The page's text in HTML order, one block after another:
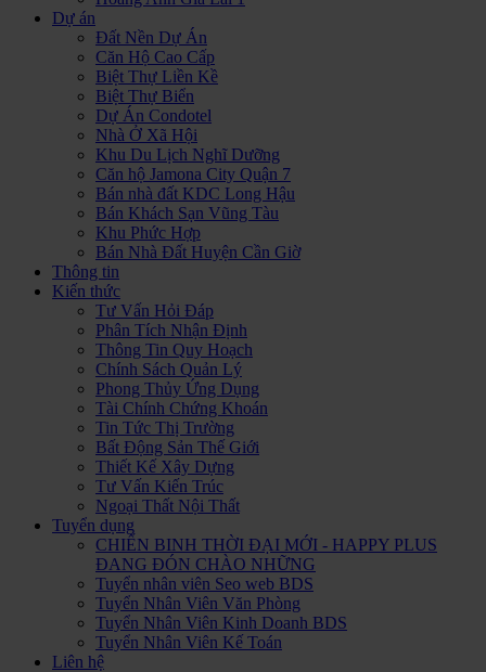
Dự án
Đất Nền Dự Án
Căn Hộ Cao Cấp
Biệt Thự Liền Kề
Biệt Thự Biển
Dự Án Condotel
Nhà Ở Xã Hội
Khu Du Lịch Nghĩ Dưỡng
Căn hộ Jamona City Quận 7
Bán nhà đất KDC Long Hậu
Bán Khách Sạn Vũng Tàu
Khu Phức Hợp
Bán Nhà Đất Huyện Cần Giờ
Thông tin
Kiến thức
Tư Vấn Hỏi Đáp
Phân Tích Nhận Định
Thông Tin Quy Hoạch
Chính Sách Quản Lý
Phong Thủy Ứng Dụng
Tài Chính Chứng Khoán
Tin Tức Thị Trường
Bất Động Sản Thế Giới
Thiết Kế Xây Dựng
Tư Vấn Kiến Trúc
Ngoại Thất Nội Thất
Tuyển dụng
CHIẾN BINH THỜI ĐẠI MỚI - HAPPY PLUS
ĐANG ĐÓN CHÀO NHỮNG
Tuyển nhân viên Seo web BDS
Tuyển Nhân Viên Văn Phòng
Tuyển Nhân Viên Kinh Doanh BDS
Tuyển Nhân Viên Kế Toán
Liên hệ